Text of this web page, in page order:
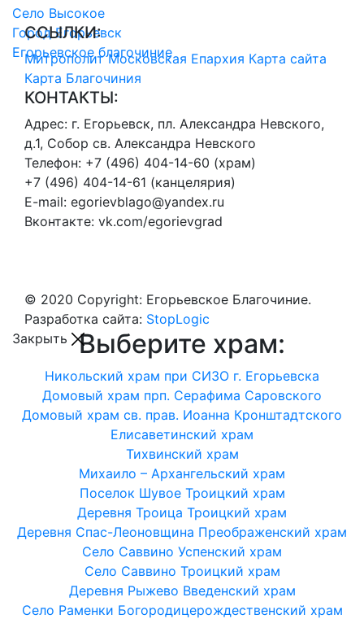
Село Высокое
Город Егорьевск
Егорьевское благочиние
CСЫЛКИ:
Митрополит Московская Епархия Карта сайта
Карта Благочиния
КОНТАКТЫ:
Адрес: г. Егорьевск, пл. Александра Невского,
д.1, Собор св. Александра Невского
Телефон: +7 (496) 404-14-60 (храм)
+7 (496) 404-14-61 (канцелярия)
E-mail: egorievblago@yandex.ru
Вконтакте: vk.com/egorievgrad
© 2020 Copyright: Егорьевское Благочиние.
Разработка сайта: StopLogic
Закрыть
Выберите храм:
Никольский храм при СИЗО г. Егорьевска
Домовый храм прп. Серафима Саровского
Домовый храм св. прав. Иоанна Кронштадтского
Елисаветинский храм
Тихвинский храм
Михаило – Архангельский храм
Поселок Шувое Троицкий храм
Деревня Троица Троицкий храм
Деревня Спас-Леоновщина Преображенский храм
Село Саввино Успенский храм
Село Саввино Троицкий храм
Деревня Рыжево Введенский храм
Село Раменки Богородицерождественский храм